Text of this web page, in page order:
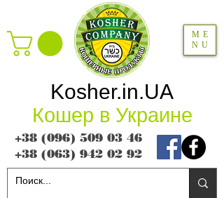
Kosher.in.UA
+38 (096) 509 03 46
+38 (063) 942 02 92
Кошер в Украине
ME
NU